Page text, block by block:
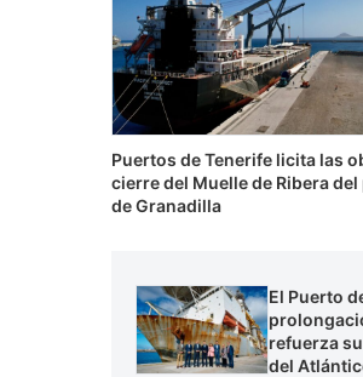
Puertos de Tenerife licita las
cierre del Muelle de Ribera
de Granadilla
El Puerto
refuerza
del